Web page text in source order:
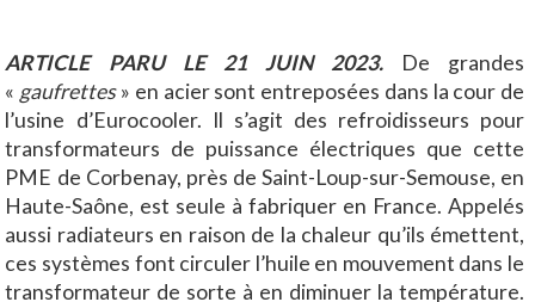
ARTICLE PARU LE 21 JUIN 2023.De grandes
« gaufrettes» en acier sont entreposées dans la cour de
l’usine d’Eurocooler. Il s’agit des refroidisseurs pour
transformateurs de puissance électriques que cette
PME de Corbenay, près de Saint-Loup-sur-Semouse, en
Haute-Saône, est seule à fabriquer en France. Appelés
aussi radiateurs en raison de la chaleur qu’ils émettent,
ces systèmes font circuler l’huile en mouvement dans le
transformateur de sorte à en diminuer la température.